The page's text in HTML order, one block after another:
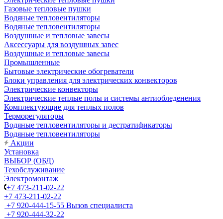
Газовые тепловые пушки
Водяные тепловентиляторы
Водяные тепловентиляторы
Воздушные и тепловые завесы
Аксессуары для воздушных завес
Воздушные и тепловые завесы
Промышленные
Бытовые электрические обогреватели
Блоки управления для электрических конвекторов
Электрические конвекторы
Электрические теплые полы и системы антиобледенения
Комплектующие для теплых полов
Терморегуляторы
Водяные тепловентиляторы и дестратификаторы
Водяные тепловентиляторы
Акции
Установка
ВЫБОР (ОБД)
Техобслуживание
Электромонтаж
+7 473-211-02-22
+7 473-211-02-22
+7 920-444-15-55 Вызов специалиста
+7 920-444-32-22